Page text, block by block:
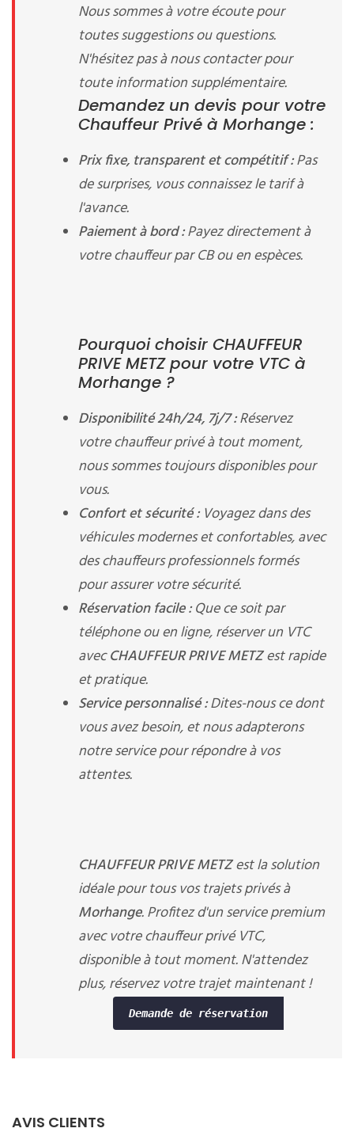
Nous sommes à votre écoute pour
toutes suggestions ou questions.
N'hésitez pas à nous contacter pour
toute information supplémentaire.
Demandez un devis pour votre
Chauffeur Privé à Morhange :
Prix fixe, transparent et compétitif :Pas
de surprises, vous connaissez le tarif à
l'avance.
Paiement à bord :Payez directement à
votre chauffeur par CB ou en espèces.
Pourquoi choisir CHAUFFEUR
PRIVE METZ pour votre VTC à
Morhange ?
Disponibilité 24h/24, 7j/7 :Réservez
votre chauffeur privé à tout moment,
nous sommes toujours disponibles pour
vous.
Confort et sécurité :Voyagez dans des
véhicules modernes et confortables, avec
des chauffeurs professionnels formés
pour assurer votre sécurité.
Réservation facile :Que ce soit par
téléphone ou en ligne, réserver un VTC
avecCHAUFFEUR PRIVE METZest rapide
et pratique.
Service personnalisé :Dites-nous ce dont
vous avez besoin, et nous adapterons
notre service pour répondre à vos
attentes.
CHAUFFEUR PRIVE METZest la solution
idéale pour tous vos trajets privés à
Morhange. Profitez d'un service premium
avec votre chauffeur privé VTC,
disponible à tout moment. N'attendez
plus, réservez votre trajet maintenant !
Demande de réservation
AVIS CLIENTS